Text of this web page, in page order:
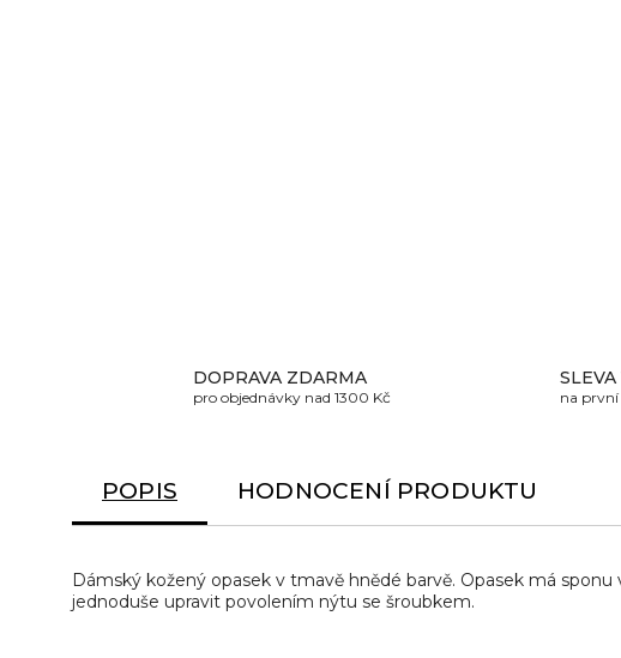
DOPRAVA ZDARMA
pro objednávky nad 1300 Kč na
POPIS HODNOCENÍ PRODUKTU
Dámský kožený opasek v tmavě hnědé barvě. Opasek má sponu
jednoduše upravit povolením nýtu se šroubkem.